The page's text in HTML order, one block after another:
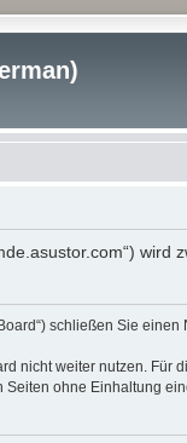
schließen Sie
nicht weiter nutzen.
ohne Einhaltung